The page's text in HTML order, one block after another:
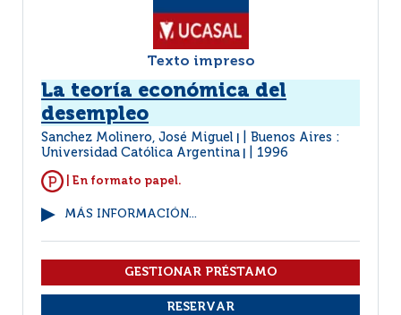
Texto impreso
La teoría económica del
desempleo
Sanchez Molinero, José Miguel
Buenos Aires :
Universidad Católica Argentina
1996
| En formato papel.
MÁS INFORMACIÓN...